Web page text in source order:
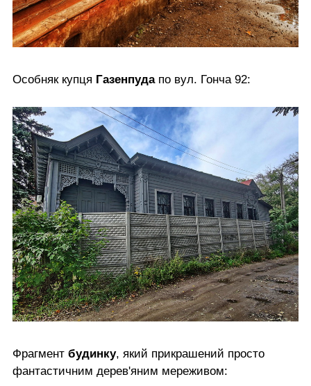
Особняк купця Газенпудапо вул. Гонча 92:
Фрагмент будинку, який прикрашений просто
фантастичним дерев'яним мереживом: